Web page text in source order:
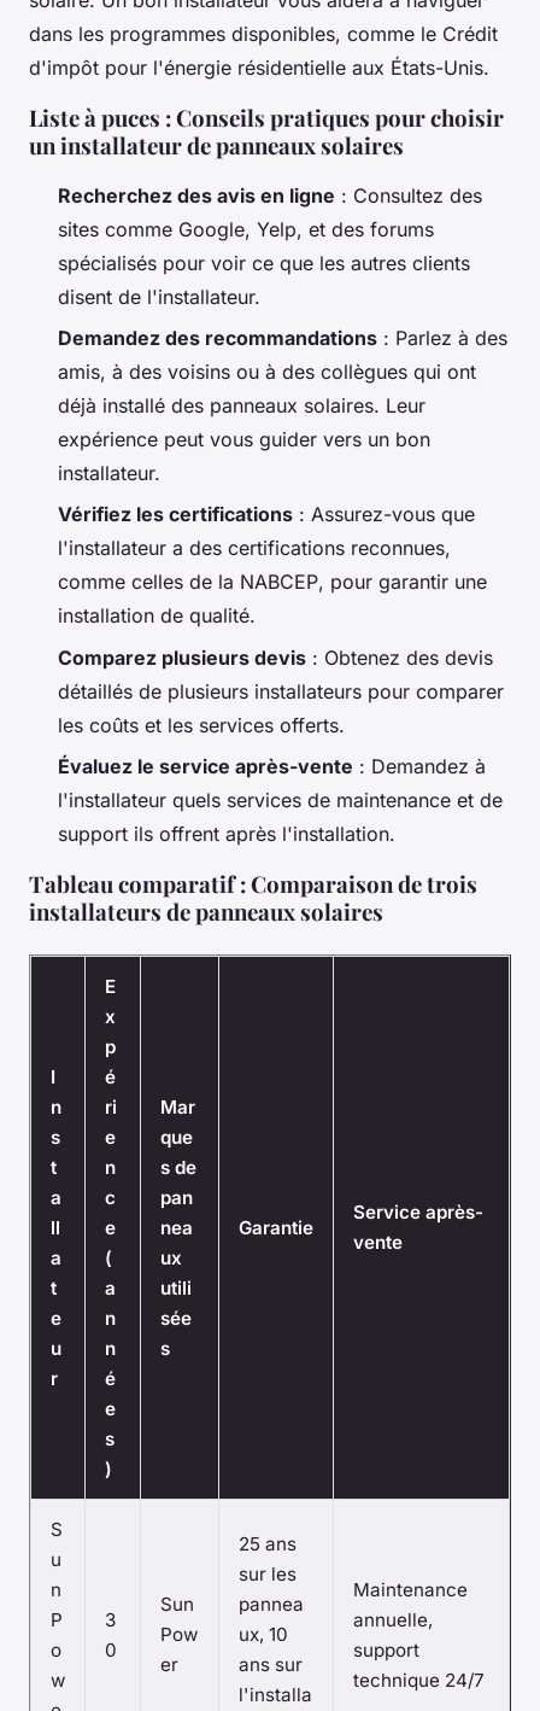
dans les programmes disponibles, comme le Crédit
d'impôt pour l'énergie résidentielle aux États-Unis.
Liste à puces : Conseils pratiques pour choisir
un installateur de panneaux solaires
Recherchez des avis en ligne : Consultez des
sites comme Google, Yelp, et des forums
spécialisés pour voir ce que les autres clients
disent de l'installateur.
Demandez des recommandations : Parlez à des
amis, à des voisins ou à des collègues qui ont
déjà installé des panneaux solaires. Leur
expérience peut vous guider vers un bon
installateur.
Vérifiez les certifications : Assurez-vous que
l'installateur a des certifications reconnues,
comme celles de la NABCEP, pour garantir une
installation de qualité.
Comparez plusieurs devis : Obtenez des devis
détaillés de plusieurs installateurs pour comparer
les coûts et les services offerts.
Évaluez le service après-vente : Demandez à
l'installateur quels services de maintenance et de
support ils offrent après l'installation.
Tableau comparatif : Comparaison de trois
installateurs de panneaux solaires
I
n
s
t
a
ll
a
t
e
u
r
E
x
p
é
ri
e
n
c
e
(
a
n
n
é
e
s
)
Mar
que
s de
pan
nea
ux
utili
sée
s
Garantie
Service après-
vente
S
u
n
P
o
w
3
0
Sun
Pow
er
25 ans
sur les
pannea
ux, 10
ans sur
l'installa
Maintenance
annuelle,
support
technique 24/7